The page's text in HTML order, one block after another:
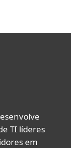
TI líderes
em